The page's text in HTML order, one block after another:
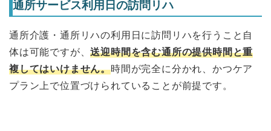
通所サービス利用日の訪問リハ
通所介護・通所リハの利用日に訪問リハを行うこと自
体は可能ですが、送迎時間を含む通所の提供時間と重
複してはいけません。時間が完全に分かれ、かつケア
プラン上で位置づけられていることが前提です。